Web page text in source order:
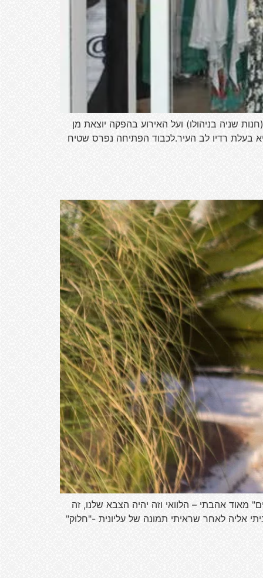
שניה בניהולו) ועל האירוע בהפקה יוצאת מן
בעלת רדיו לב העיר.לכבוד הפתיחה נפרס שטיח
אהבתי – הלוואי וזה יהיה הצבא שלנו, זה
אליה לאחר שראיתי תמונה של עליונית -"חלוק"